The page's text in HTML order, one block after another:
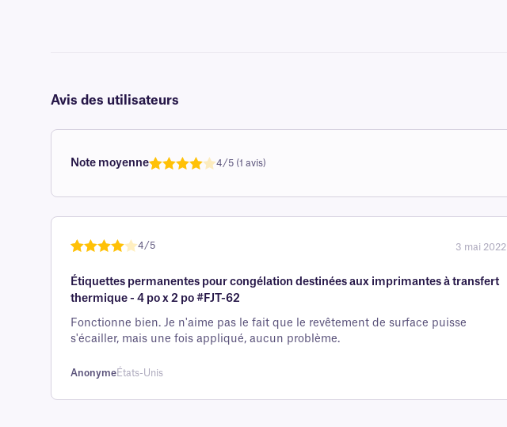
Avis des utilisateurs
Note moyenne
4,0sur 5
basée
sur
client
4/5 (1 avis)
sur 5
basée
sur
avis
4/5 3 mai 2022
Étiquettes permanentes pour congélation destinées aux imprimantes à transfert
thermique - 4 po x 2 po #FJT-62
Fonctionne bien. Je n'aime pas le fait que le revêtement de surface puisse
s'écailler, mais une fois appliqué, aucun problème.
AnonymeÉtats-Unis